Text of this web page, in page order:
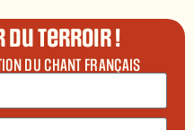
du terroir !
DU CHANT FRANÇAIS